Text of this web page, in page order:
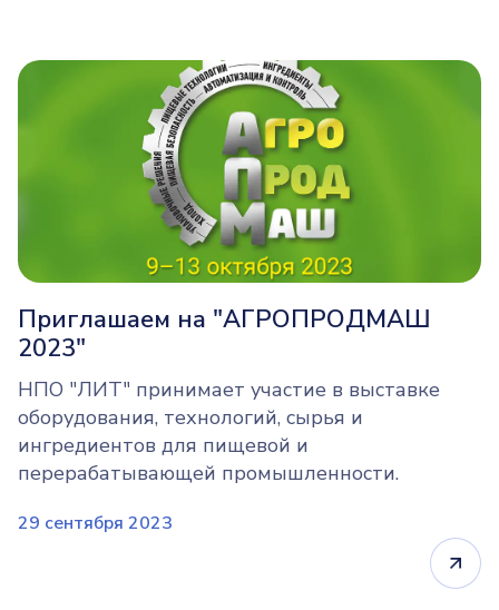
Приглашаем на "АГРОПРОДМАШ
2023"
НПО "ЛИТ" принимает участие в выставке
оборудования, технологий, сырья и
ингредиентов для пищевой и
перерабатывающей промышленности.
29 сентября 2023
Функциональные файлы cookie
Эти файлы cookie необходимы для сохранения
пользовательских настроек и предпочтений.
Маркетинговые файлы cookie
Эти файлы cookie позволяют адаптировать
рекламные предложения и делать контент
более релевантным для пользователей.
ПОДТВЕРДИТЬ ВЫБОР
ОТКЛОНИТЬ ВСЕ